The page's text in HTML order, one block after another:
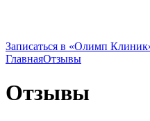
Записаться в «Олимп
ГлавнаяОтзывы
Отзывы